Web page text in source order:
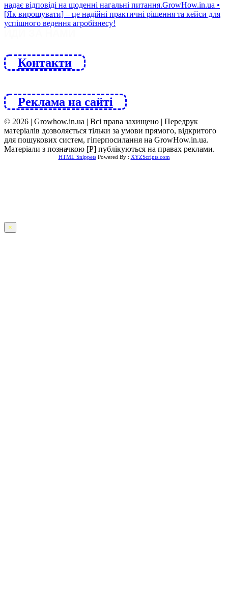
Контакти
Реклама на сайті
© 2026 | Growhow.in.ua | Всі права захищено | Передрук
матеріалів дозволяється тільки за умови прямого, відкритого
для пошукових систем, гіперпосилання на GrowHow.in.ua.
Матеріали з позначкою [Р] публікуються на правах реклами.
HTML SnippetsPowered By : XYZScripts.com
×